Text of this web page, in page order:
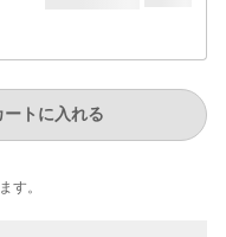
ートに入れる
す。